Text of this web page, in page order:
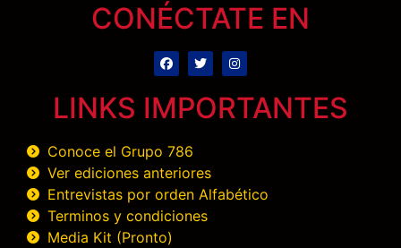
CONÉCTATE EN
LINKS IMPORTANTES
Conoce el Grupo 786
Ver ediciones anteriores
Entrevistas por orden Alfabético
Terminos y condiciones
Media Kit (Pronto)